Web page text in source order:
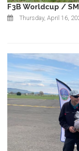
F3B Worldcup /
Thursday, April 16,